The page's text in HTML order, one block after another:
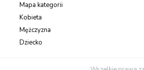
Mapa kategorii
Kobieta
Mężczyzna
Dziecko